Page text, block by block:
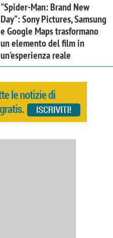
"Spider-Man: Brand New
Day": Sony Pictures, Samsung
e Google Maps trasformano
un elemento del film in
un'esperienza reale